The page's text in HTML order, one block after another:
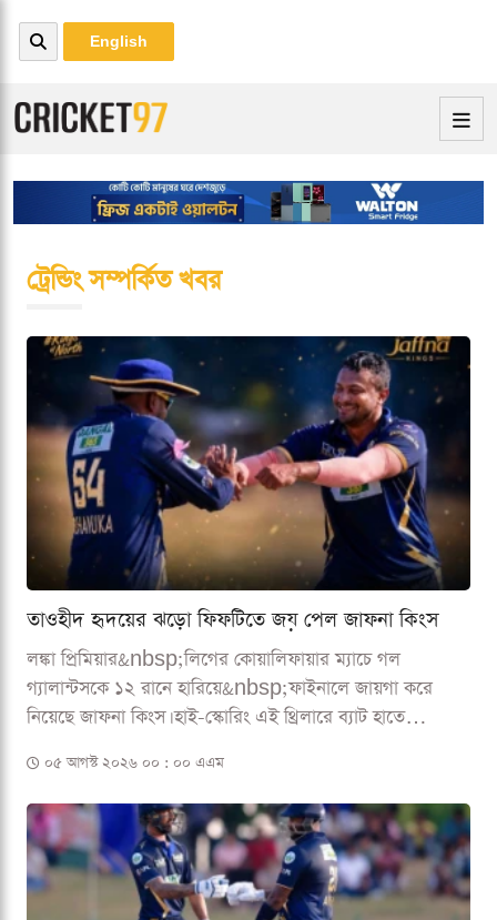
English
ট্রেন্ডিং সম্পর্কিত খবর
তাওহীদ হৃদয়ের ঝড়ো ফিফটিতে জয় পেল জাফনা কিংস
লঙ্কা প্রিমিয়ার&nbsp;লিগের কোয়ালিফায়ার ম্যাচে গল
গ্যালান্টসকে ১২ রানে হারিয়ে&nbsp;ফাইনালে জায়গা করে
নিয়েছে জাফনা কিংস। হাই-স্কোরিং এই থ্রিলারে ব্যাট হাতে
০৫ আগস্ট ২০২৬ ০০ : ০০ এএম